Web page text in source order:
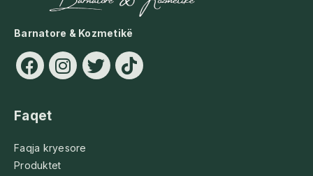
Barnatore & Kozmetikë
Faqet
Faqja kryesore
Produktet